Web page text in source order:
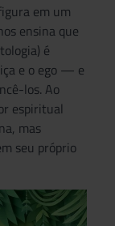
em um
ensina que
é
e o ego — e
los. Ao
espiritual
mas
seu próprio